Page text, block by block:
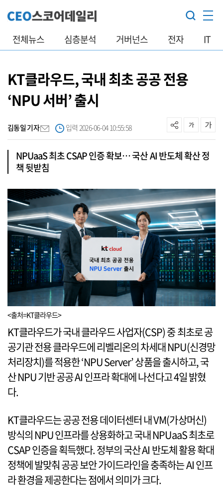
전체뉴스 심층분석 거버넌스 전자 IT
KT클라우드, 국내 최초 공공 전용
‘NPU 서버’ 출시
김동일 기자 입력 2026-06-04 10:55:58
NPUaaS 최초 CSAP 인증 확보… 국산 AI 반도체 확산 정
책 뒷받침
<출처=KT클라우드>
KT클라우드가 국내 클라우드 사업자(CSP) 중 최초로 공
공기관 전용 클라우드에 리벨리온의 차세대 NPU(신경망
처리장치)를 적용한 ‘NPU Server’ 상품을 출시하고, 국
산 NPU 기반 공공 AI 인프라 확대에 나선다고 4일 밝혔
다.
KT클라우드는 공공 전용 데이터센터 내 VM(가상머신)
방식의 NPU 인프라를 상용화하고 국내 NPUaaS 최초로
CSAP 인증을 획득했다. 정부의 국산 AI 반도체 활용 확대
정책에 발맞춰 공공 보안 가이드라인을 충족하는 AI 인프
라 환경을 제공한다는 점에서 의미가 크다.